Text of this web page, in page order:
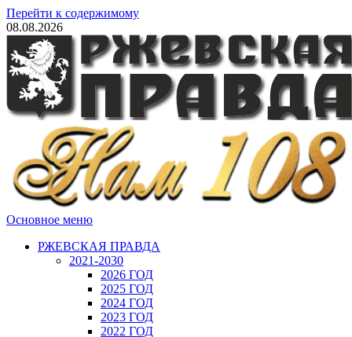
Перейти к содержимому
08.08.2026
Основное меню
РЖЕВСКАЯ ПРАВДА
2021-2030
2026 ГОД
2025 ГОД
2024 ГОД
2023 ГОД
2022 ГОД